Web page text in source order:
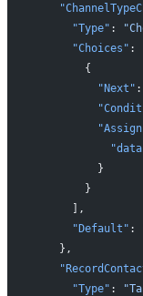
      "Type"
:
      "Choices"
:
        {
          "Next"
:
          }
        }
      ],
      "Default"
:
    },
      "Type"
: